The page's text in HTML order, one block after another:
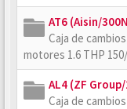
AT6 (Aisin/
Caja de
motores 1.6 THP
AL4 (ZF
Caja de